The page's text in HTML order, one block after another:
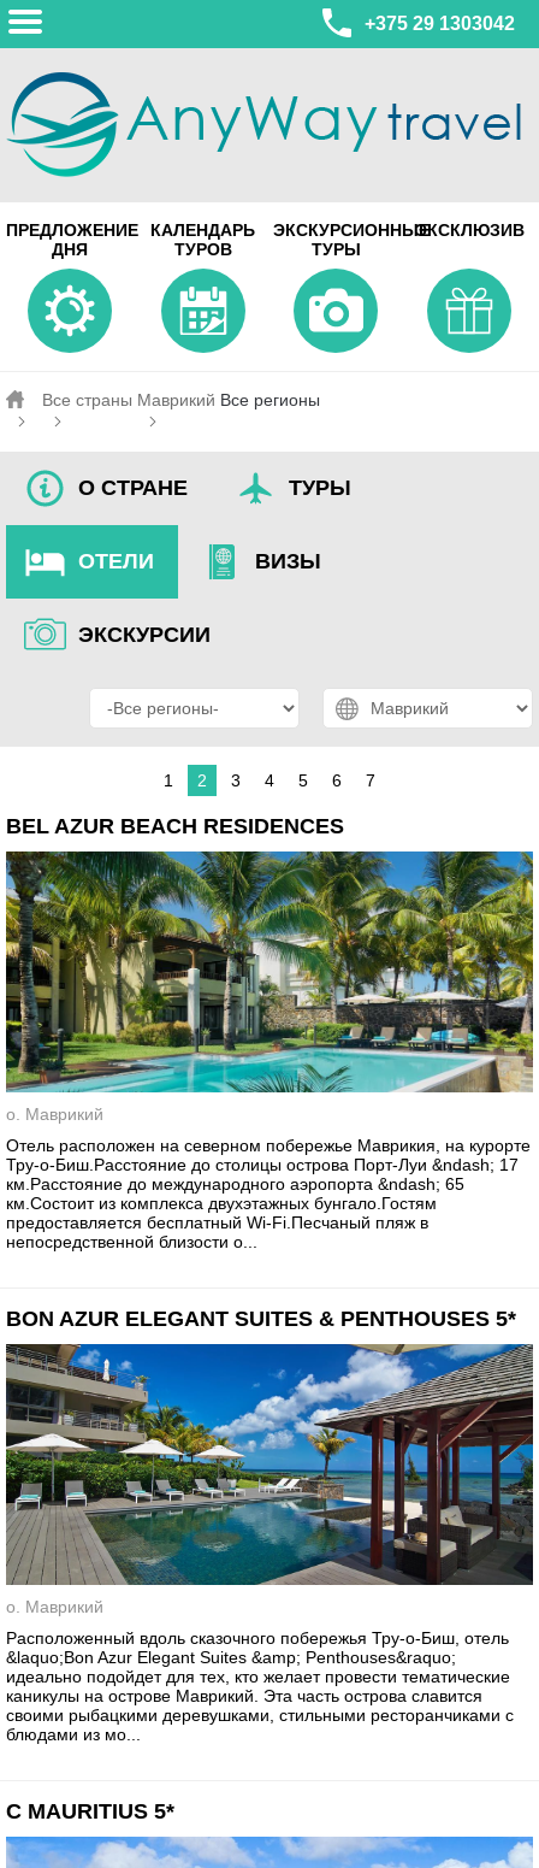
+375 29 1303042
ул. Леонида Беды, 45-547
смотреть на карте
МИНСК
Турагентство Coral Travel
ул. Притыцкого 156/1 пом.37
ул. Скрыганова 4б пом.487
ПРЕДЛОЖЕНИЕ
ДНЯ
КАЛЕНДАРЬ
ТУРОВ
ЭКСКУРСИОННЫЕ
ТУРЫ
ЭКСКЛЮЗИВ
Все страны Маврикий Все регионы
О СТРАНЕ ТУРЫ
ОТЕЛИ ВИЗЫ
ЭКСКУРСИИ
1 2 3 4 5 6 7
BEL AZUR BEACH RESIDENCES
о. Маврикий
Отель расположен на северном побережье Маврикия, на курорте
Тру-о-Биш.Расстояние до столицы острова Порт-Луи &ndash; 17
км.Расстояние до международного аэропорта &ndash; 65
км.Состоит из комплекса двухэтажных бунгало.Гостям
предоставляется бесплатный Wi-Fi.Песчаный пляж в
непосредственной близости о...
BON AZUR ELEGANT SUITES & PENTHOUSES 5*
о. Маврикий
Расположенный вдоль сказочного побережья Тру-о-Биш, отель
&laquo;Bon Azur Elegant Suites &amp; Penthouses&raquo;
идеально подойдет для тех, кто желает провести тематические
каникулы на острове Маврикий. Эта часть острова славится
своими рыбацкими деревушками, стильными ресторанчиками с
блюдами из мо...
C MAURITIUS 5*